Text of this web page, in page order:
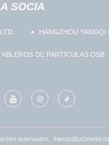
SOCIA
HANGZHOU YANGQI
DE PARTÍCULAS OSB
reservados.